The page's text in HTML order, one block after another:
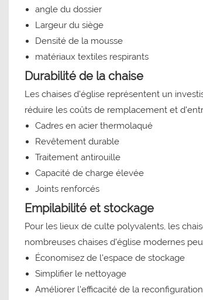
angle du dossier
Largeur du siège
Densité de la mousse
matériaux textiles respirants
Durabilité de la chaise
Les chaises d'église représentent un
réduire les coûts de remplacement et
Cadres en acier thermolaqué
Revêtement durable
Traitement antirouille
Capacité de charge élevée
Joints renforcés
Empilabilité et stockage
Pour les lieux de culte polyvalents, les
nombreuses chaises d'église modernes
Économisez de l'espace de stockage
Simplifier le nettoyage
Améliorer l'efficacité de la